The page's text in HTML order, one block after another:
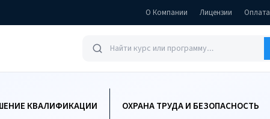
О Компании Лицензии Оплата
КВАЛИФИКАЦИИ ОХРАНА ТРУДА И БЕЗОПАСНОСТЬ